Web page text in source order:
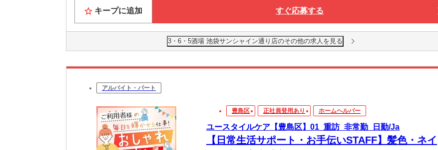
キープに追加 すぐ応募する
3・6・5酒場 池袋サンシャイン通り店のその他の求人を見る
アルバイト・パート
豊島区 正社員登用あり ホームヘルパー
ユースタイルケア【豊島区】01_重訪_非常勤_日勤/Ja
【日常生活サポート・お手伝いSTAFF】髪色・ネイ